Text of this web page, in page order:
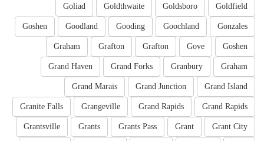
Goldfield
Goldsboro
Goldthwaite
Goliad
Gonzales
Goochland
Gooding
Goodland
Goshen
Goshen
Gove
Grafton
Grafton
Graham
Graham
Granbury
Grand Forks
Grand Haven
Grand Island
Grand Junction
Grand Marais
Grand Rapids
Grand Rapids
Grangeville
Granite Falls
Grant City
Grant
Grants Pass
Grants
Grantsville